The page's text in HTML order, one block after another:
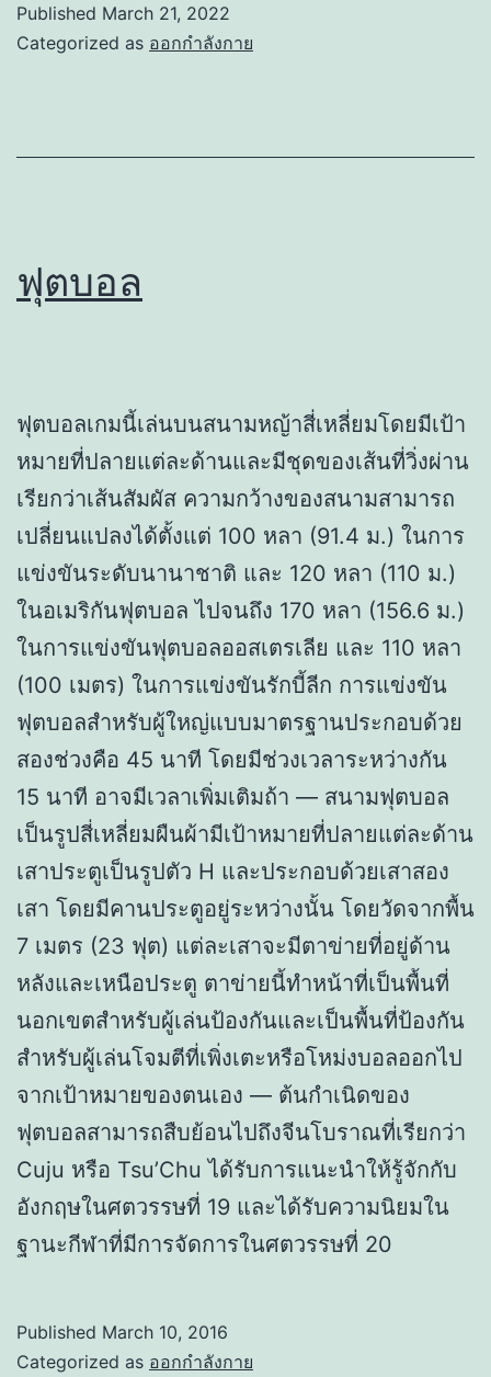
Published March 21, 2022
Categorized as ออกกำลังกาย
ฟุตบอล
ฟุตบอลเกมนี้เล่นบนสนามหญ้าสี่เหลี่ยมโดยมีเป้า
หมายที่ปลายแต่ละด้านและมีชุดของเส้นที่วิ่งผ่าน
เรียกว่าเส้นสัมผัส ความกว้างของสนามสามารถ
เปลี่ยนแปลงได้ตั้งแต่ 100 หลา (91.4 ม.) ในการ
แข่งขันระดับนานาชาติ และ 120 หลา (110 ม.)
ในอเมริกันฟุตบอล ไปจนถึง 170 หลา (156.6 ม.)
ในการแข่งขันฟุตบอลออสเตรเลีย และ 110 หลา
(100 เมตร) ในการแข่งขันรักบี้ลีก การแข่งขัน
ฟุตบอลสำหรับผู้ใหญ่แบบมาตรฐานประกอบด้วย
สองช่วงคือ 45 นาที โดยมีช่วงเวลาระหว่างกัน
15 นาที อาจมีเวลาเพิ่มเติมถ้า — สนามฟุตบอล
เป็นรูปสี่เหลี่ยมผืนผ้ามีเป้าหมายที่ปลายแต่ละด้าน
เสาประตูเป็นรูปตัว H และประกอบด้วยเสาสอง
เสา โดยมีคานประตูอยู่ระหว่างนั้น โดยวัดจากพื้น
7 เมตร (23 ฟุต) แต่ละเสาจะมีตาข่ายที่อยู่ด้าน
หลังและเหนือประตู ตาข่ายนี้ทำหน้าที่เป็นพื้นที่
นอกเขตสำหรับผู้เล่นป้องกันและเป็นพื้นที่ป้องกัน
สำหรับผู้เล่นโจมตีที่เพิ่งเตะหรือโหม่งบอลออกไป
จากเป้าหมายของตนเอง — ต้นกำเนิดของ
ฟุตบอลสามารถสืบย้อนไปถึงจีนโบราณที่เรียกว่า
Cuju หรือ Tsu’Chu ได้รับการแนะนำให้รู้จักกับ
อังกฤษในศตวรรษที่ 19 และได้รับความนิยมใน
ฐานะกีฬาที่มีการจัดการในศตวรรษที่ 20
Published March 10, 2016
Categorized as ออกกำลังกาย